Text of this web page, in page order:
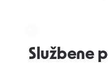
Službene